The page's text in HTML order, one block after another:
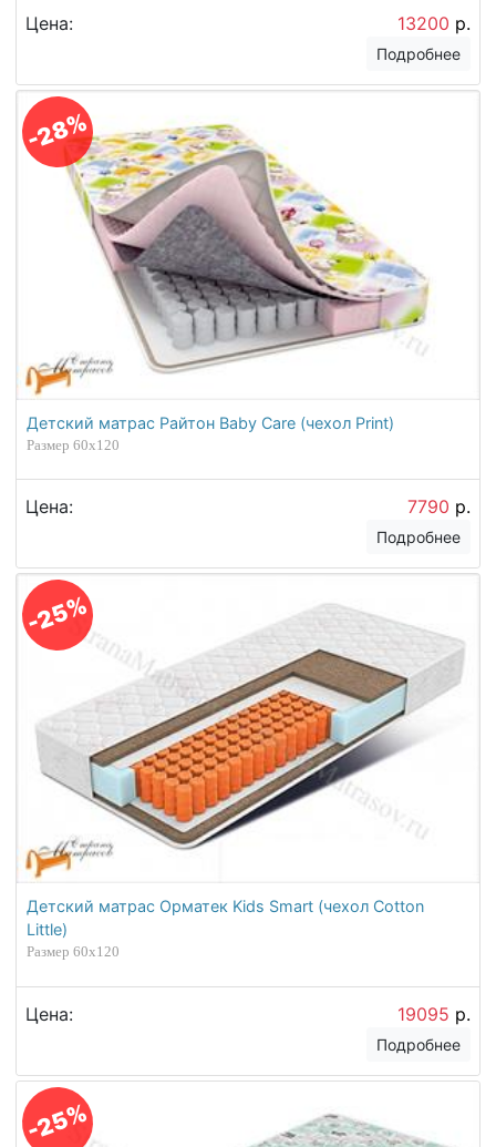
Цена: 13200 р.
Подробнее
-28%
Детский матрас Райтон Baby Care (чехол Print)
Размер 60х120
Цена: 7790 р.
Подробнее
-25%
Детский матрас Орматек Kids Smart (чехол Cotton
Little)
Размер 60х120
Цена: 19095 р.
Подробнее
-25%